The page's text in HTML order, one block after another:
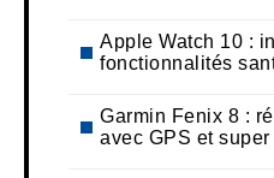
Apple Watch 10 :
fonctionnalités
Garmin Fenix 8 :
avec GPS et